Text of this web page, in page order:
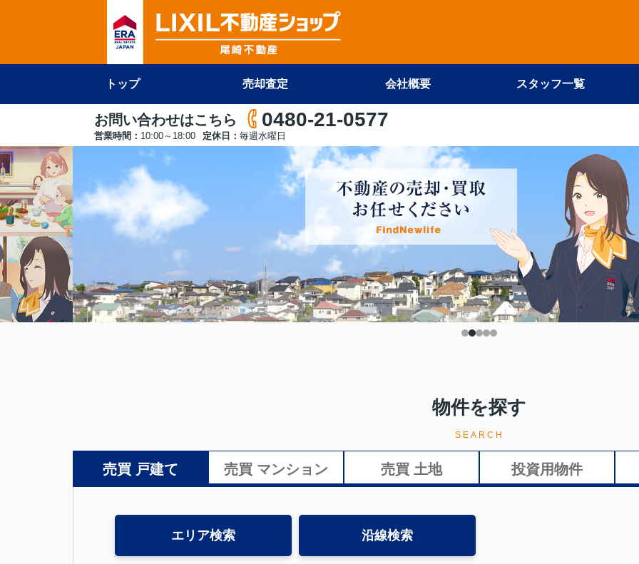
トップ 売却査定 会社概要 スタッフ一覧
お問い合わせはこちら 0480-21-0577
営業時間： 10:00～18:00 定休日： 毎週水曜日
物件を探す
SEARCH
売買 戸建て 売買 マンション 売買 土地 投資用物件
エリア検索 沿線検索